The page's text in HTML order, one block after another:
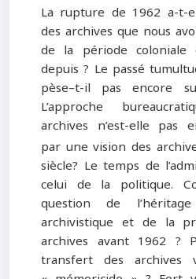
La rupture de 1962 a-t-
des archives que nous
de la période coloniale
depuis ? Le passé
pèse–t-il pas encore
L’approche
archives n’est-elle pas
par une vision des
siècle? Le temps de
celui de la politique.
question de
archivistique et de la
archives avant 1962 ?
transfert des archives